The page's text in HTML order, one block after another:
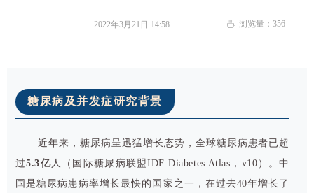
糖尿病及并发症研究背景
近年来，糖尿病呈迅猛增长态势，全球糖尿病患者已超
过5.3亿人（国际糖尿病联盟IDF Diabetes Atlas，v10）。中
国是糖尿病患病率增长最快的国家之一，在过去40年增长了
2022年3月21日 14:58 ꄘ 浏览量： 356